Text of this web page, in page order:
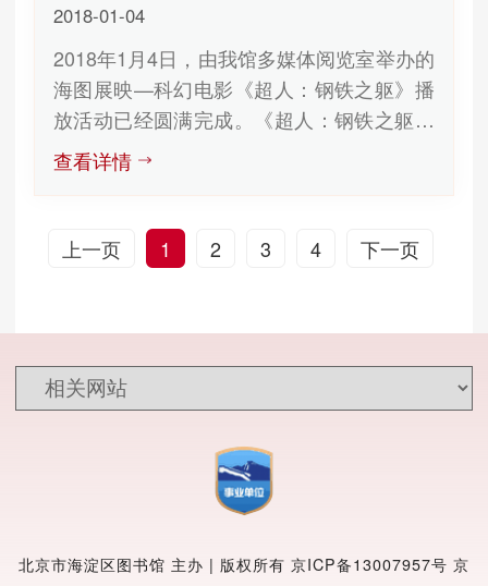
电子书微信公众号并扫描海淀区图书馆认证
码，进行喜欢书籍的荐购，荐购不同数量就
可获得的不同的奖品。 本次活动在娱
乐的同时，向读者普及PC端、移动APP、微
信公众号三种畅想之星电子书的阅读途径，
为读者提供阅读电子书的新渠道，取得了圆
2018年4月23日
2018-01-04
2018年1月4日，由我馆多媒体阅览室举办的
海图展映—科幻电影《超人：钢铁之躯》播
放活动已经圆满完成。《超人：钢铁之躯》
是由美国华纳兄弟影片公司、美国传奇影业
联合出品的科幻动作电影，讲述了一个从小
人，长大后发现自己有着超强的能力，并用
自己的超能力保护人类的故事。 本次
行，以科幻电影《超人：钢铁之躯》播放为
主题，随着氪星的毁灭，氪星人乔？艾尔
（罗素？克劳饰）抵死反抗佐德将军（迈克
久的儿子卡尔？艾尔被送到银河系另一边的
地球，飞船坠落在美国堪萨斯州斯莫威尔小
镇的肯特农场，卡尔？艾尔被好心的肯特夫
成人。而随着一天天的长大，他与生俱来的
查看详情
上一页 1 2 3 4 下一页
北京市海淀区图书馆 主办 | 版权所有 京ICP备13007957号 京